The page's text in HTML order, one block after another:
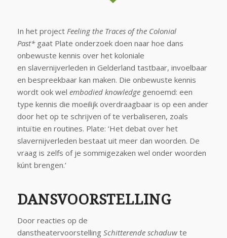
In het project Feeling the Traces of the Colonial
Past*gaat Plate onderzoek doen naar hoe dans
onbewuste kennis over het koloniale
en slavernijverleden in Gelderland tastbaar, invoelbaar
en bespreekbaar kan maken. Die onbewuste kennis
wordt ook wel embodied knowledge genoemd: een
type kennis die moeilijk overdraagbaar is op een ander
door het op te schrijven of te verbaliseren, zoals
intuïtie en routines. Plate: ‘Het debat over het
slavernijverleden bestaat uit meer dan woorden. De
vraag is zelfs of je sommigezaken wel onder woorden
kúnt brengen.’
DANSVOORSTELLING
Door reacties op de
danstheatervoorstelling Schitterende schaduwte